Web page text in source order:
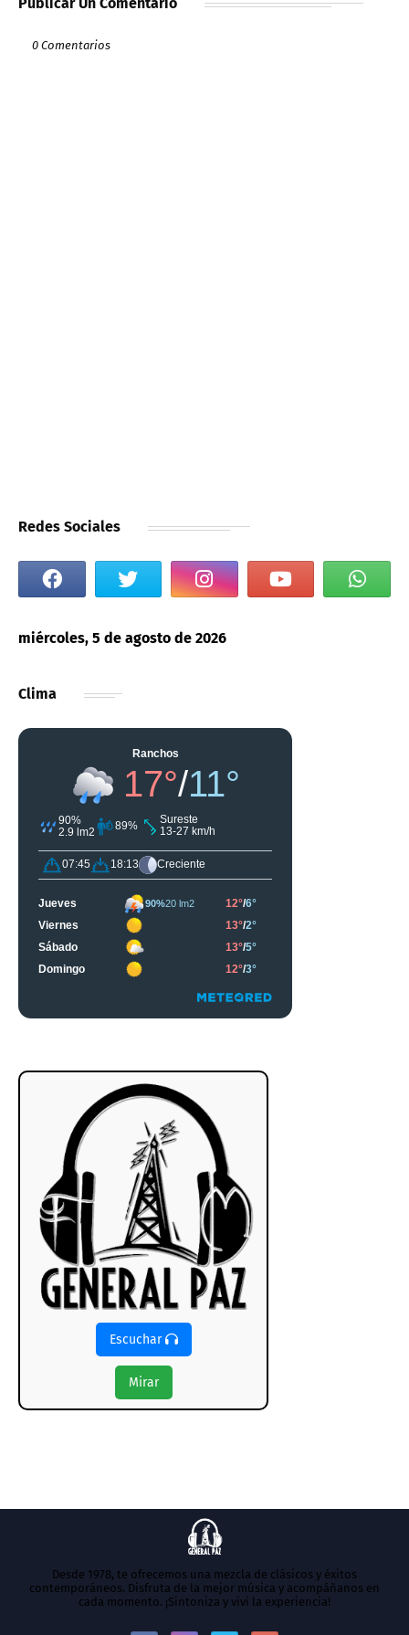
0 Comentarios
Redes Sociales
miércoles, 5 de agosto de 2026
Clima
Escuchar
Mirar
Desde 1978, te ofrecemos una mezcla de clásicos y éxitos
contemporáneos. Disfruta de la mejor música y acompáñanos en
cada momento. ¡Sintoniza y vivi la experiencia!